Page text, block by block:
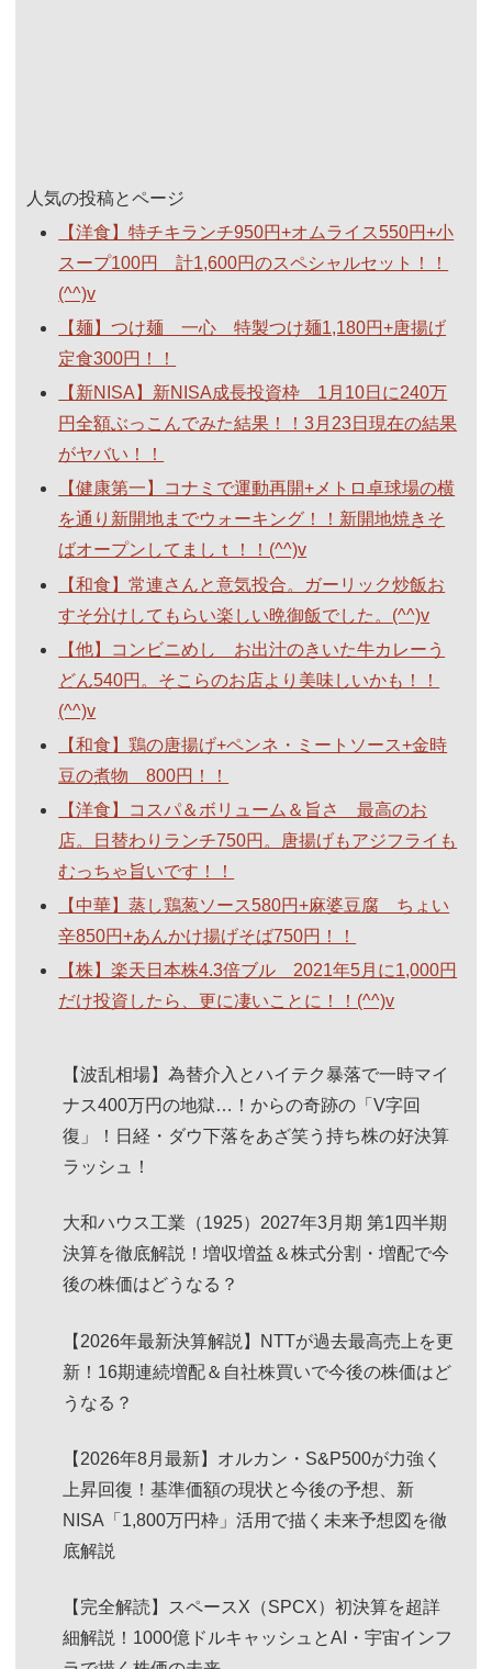
人気の投稿とページ
【洋食】特チキランチ950円+オムライス550円+小
スープ100円 計1,600円のスペシャルセット！！
(^^)v
【麺】つけ麺 一心 特製つけ麺1,180円+唐揚げ
定食300円！！
【新NISA】新NISA成長投資枠 1月10日に240万
円全額ぶっこんでみた結果！！3月23日現在の結果
がヤバい！！
【健康第一】コナミで運動再開+メトロ卓球場の横
を通り新開地までウォーキング！！新開地焼きそ
ばオープンしてましｔ！！(^^)v
【和食】常連さんと意気投合。ガーリック炒飯お
すそ分けしてもらい楽しい晩御飯でした。(^^)v
【他】コンビニめし お出汁のきいた牛カレーう
どん540円。そこらのお店より美味しいかも！！
(^^)v
【和食】鶏の唐揚げ+ペンネ・ミートソース+金時
豆の煮物 800円！！
【洋食】コスパ＆ボリューム＆旨さ 最高のお
店。日替わりランチ750円。唐揚げもアジフライも
むっちゃ旨いです！！
【中華】蒸し鶏葱ソース580円+麻婆豆腐 ちょい
辛850円+あんかけ揚げそば750円！！
【株】楽天日本株4.3倍ブル 2021年5月に1,000円
だけ投資したら、更に凄いことに！！(^^)v
【波乱相場】為替介入とハイテク暴落で一時マイ
ナス400万円の地獄…！からの奇跡の「V字回
復」！日経・ダウ下落をあざ笑う持ち株の好決算
ラッシュ！
大和ハウス工業（1925）2027年3月期 第1四半期
決算を徹底解説！増収増益＆株式分割・増配で今
後の株価はどうなる？
【2026年最新決算解説】NTTが過去最高売上を更
新！16期連続増配＆自社株買いで今後の株価はど
うなる？
【2026年8月最新】オルカン・S&P500が力強く
上昇回復！基準価額の現状と今後の予想、新
NISA「1,800万円枠」活用で描く未来予想図を徹
底解説
【完全解読】スペースX（SPCX）初決算を超詳
細解説！1000億ドルキャッシュとAI・宇宙インフ